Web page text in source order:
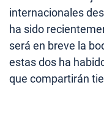
internacionales
ha sido
será en breve la
estas dos ha
que compartirán